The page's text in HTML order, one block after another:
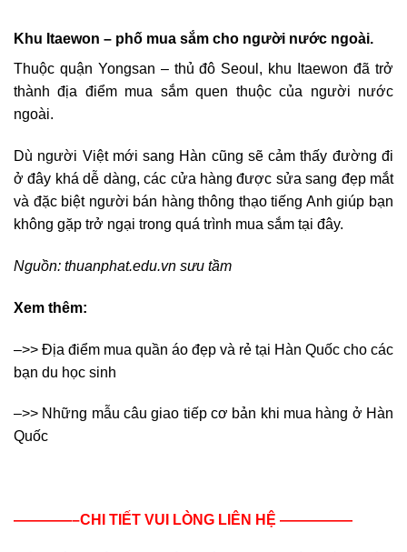
Khu Itaewon – phố mua sắm cho người nước ngoài.
Thuộc quận Yongsan – thủ đô Seoul, khu Itaewon đã trở
thành địa điểm mua sắm quen thuộc của người nước
ngoài.
Dù người Việt mới sang Hàn cũng sẽ cảm thấy đường đi
ở đây khá dễ dàng, các cửa hàng được sửa sang đẹp mắt
và đặc biệt người bán hàng thông thạo tiếng Anh giúp bạn
không gặp trở ngại trong quá trình mua sắm tại đây.
Nguồn: thuanphat.edu.vn sưu tầm
Xem thêm:
–>> Địa điểm mua quần áo đẹp và rẻ tại Hàn Quốc cho các
bạn du học sinh
–>> Những mẫu câu giao tiếp cơ bản khi mua hàng ở Hàn
Quốc
————–CHI TIẾT VUI LÒNG LIÊN HỆ —————